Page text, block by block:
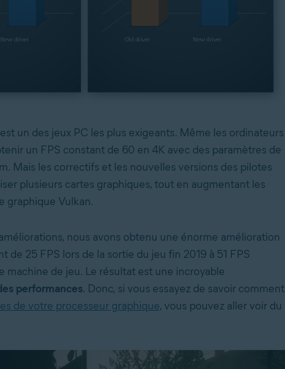
un des jeux PC les plus exigeants. Même les ordinateurs
un FPS constant de 60 en 4K avec des paramètres de
Mais les correctifs et les nouvelles versions des pilotes
plusieurs cartes graphiques, tout en augmentant les
graphique Vulkan.
nous avons obtenu une énorme amélioration
de 25 FPS lors de la sortie du jeu fin 2019 à 51 FPS
machine de jeu. Le résultat est une incroyable
performances. Donc, si vous essayez de savoir comment
de votre processeur graphique, vous pouvez aller voir du